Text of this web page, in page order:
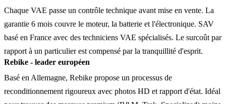
Chaque VAE passe un contrôle technique avant mise en vente. La
garantie 6 mois couvre le moteur, la batterie et l'électronique. SAV
basé en France avec des techniciens VAE spécialisés. Le surcoût par
rapport à un particulier est compensé par la tranquillité d'esprit.
Rebike - leader européen
Basé en Allemagne, Rebike propose un processus de
reconditionnement rigoureux avec photos HD et rapport d'état. Idéal